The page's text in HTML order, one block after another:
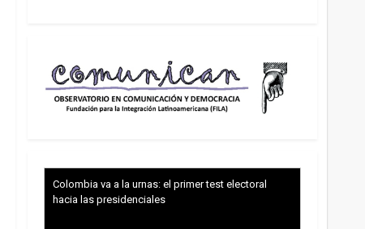
Colombia va a la urnas: el primer test electoral
hacia las presidenciales